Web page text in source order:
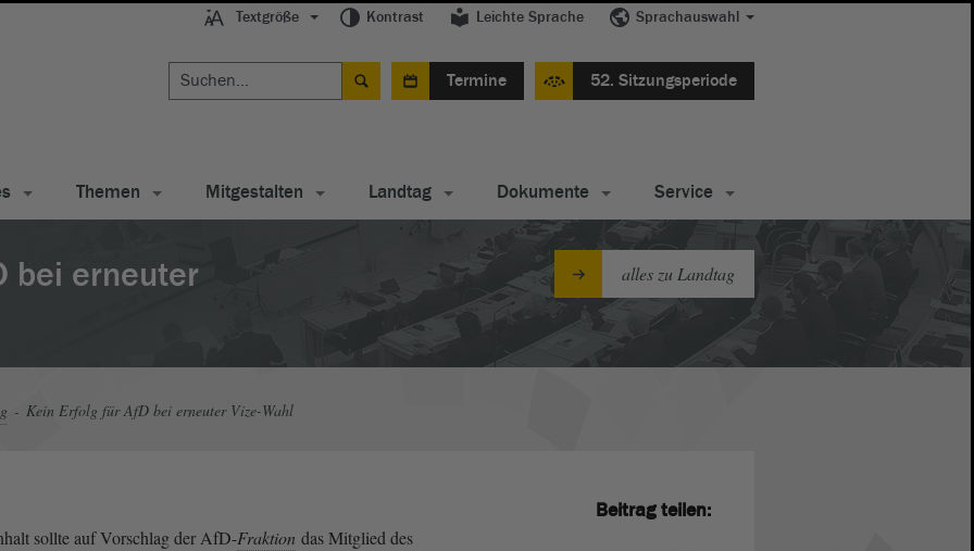
Textgröße Kontrast Leichte Sprache Sprachauswahl
Termine 52. Sitzungsperiode
Themen Mitgestalten Landtag Dokumente Service
bei erneuter
alles zu Landtag
Kein Erfolg für AfD bei erneuter Vize-Wahl
sollte auf Vorschlag der AfD-Fraktion das Mitglied des
Beitrag teilen: